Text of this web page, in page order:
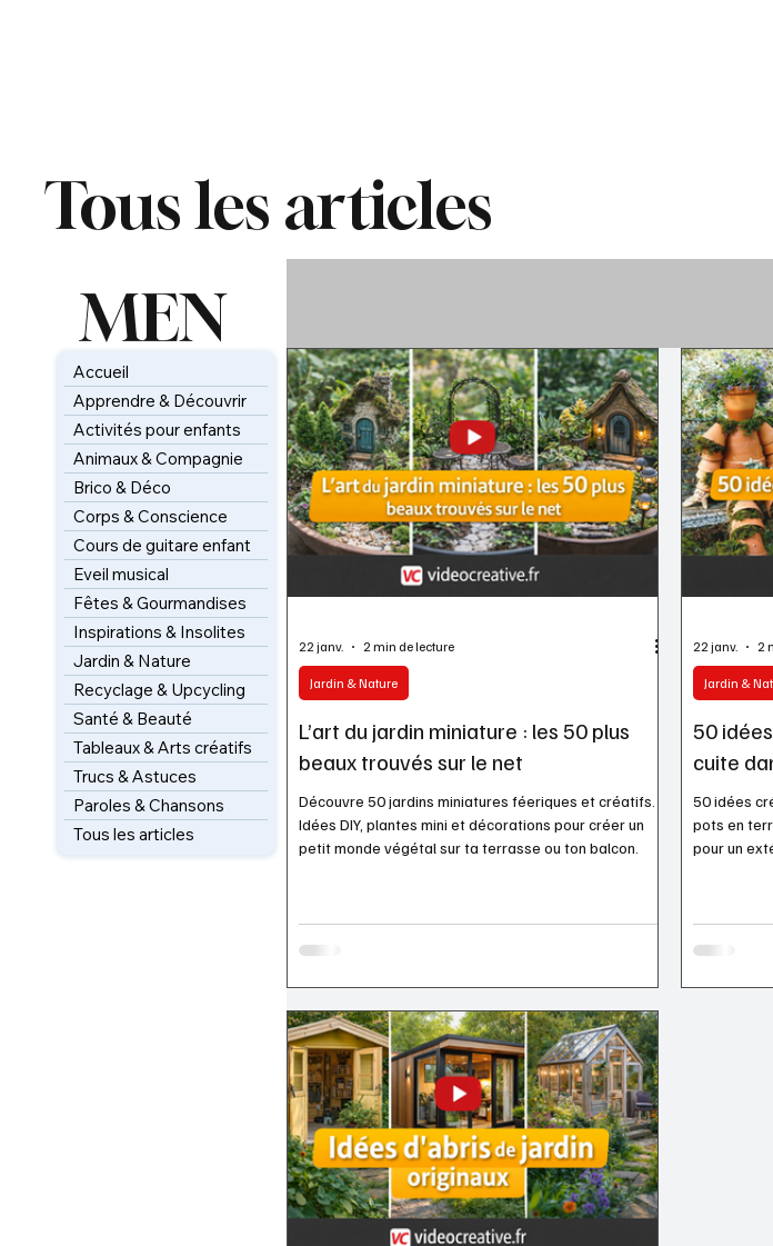
Tous les articles
MEN
U
Accueil
Apprendre & Découvrir
Activités pour enfants
Animaux & Compagnie
Brico & Déco
Corps & Conscience
Cours de guitare enfant
Eveil musical
Fêtes & Gourmandises
Inspirations & Insolites
Jardin & Nature
Recyclage & Upcycling
Santé & Beauté
Tableaux & Arts créatifs
Trucs & Astuces
Paroles & Chansons
Tous les articles
Animaux & Compagnie Brico & Déco Trucs &
Tableaux & Arts créatifs Inspirations & Insolites
L’art du jardin miniature : les 50 plus
beaux trouvés sur le net
Découvre 50 jardins miniatures féeriques et créatifs.
Idées DIY, plantes mini et décorations pour créer un
petit monde végétal sur ta terrasse ou ton balcon.
Jardin & Nature
22 janv. 2 min de lecture
50
cuite
50 idées
pots en
pour un
Jardin &
22 janv. 2